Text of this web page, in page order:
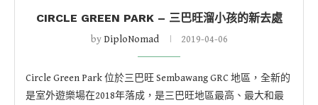
CIRCLE GREEN PARK – 三巴旺溜小孩的新去處
byDiploNomad 2019-04-06
Circle Green Park 位於三巴旺 Sembawang GRC 地區，全新的
是室外遊樂場在2018年落成，是三巴旺地區最高、最大和最